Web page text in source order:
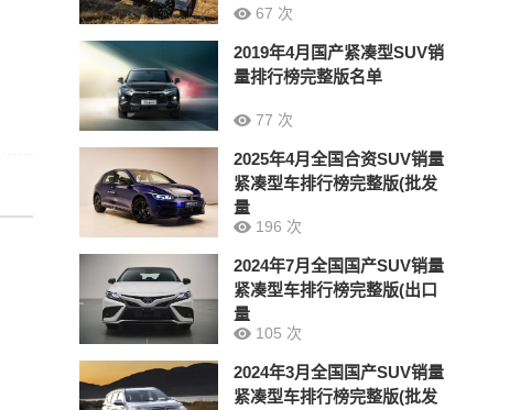
67 次
2019年4月国产紧凑型SUV销
量排行榜完整版名单
77 次
2025年4月全国合资SUV销量
紧凑型车排行榜完整版(批发
量
196 次
2024年7月全国国产SUV销量
紧凑型车排行榜完整版(出口
量
105 次
2024年3月全国国产SUV销量
紧凑型车排行榜完整版(批发